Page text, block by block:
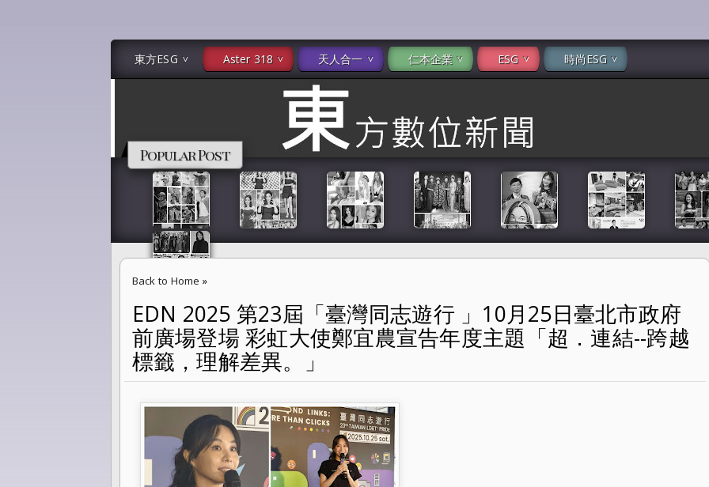
東方ESG Aster 318 天人合一 仁本企業 ESG 時尚ESG
Popular Post
Back to Home »
EDN 2025 第23屆「臺灣同志遊行 」10月25日臺北市政府前廣場登場 彩虹大使鄭宜農宣告年度主題「超．
連結--跨越標籤，理解差異。」
EDN 2025 第23屆「臺灣同志遊行 」10月25日臺北市政府
前廣場登場 彩虹大使鄭宜農宣告年度主題「超．連結--跨越
標籤，理解差異。」